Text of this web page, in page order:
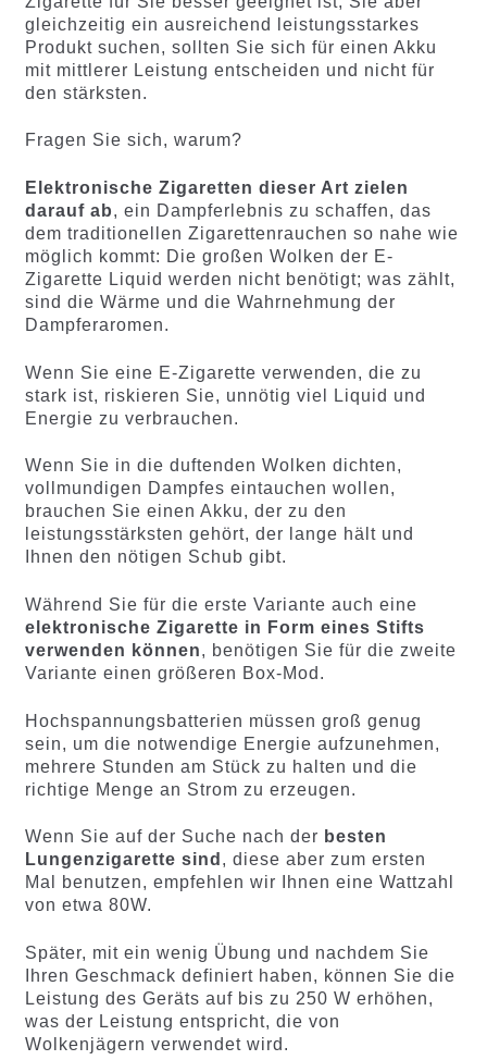
gleichzeitig ein ausreichend leistungsstarkes
Produkt suchen, sollten Sie sich für einen Akku
mit mittlerer Leistung entscheiden und nicht für
den stärksten.
Fragen Sie sich, warum?
Elektronische Zigaretten dieser Art zielen
darauf ab, ein Dampferlebnis zu schaffen, das
dem traditionellen Zigarettenrauchen so nahe wie
möglich kommt: Die großen Wolken der E-
Zigarette Liquid werden nicht benötigt; was zählt,
sind die Wärme und die Wahrnehmung der
Dampferaromen.
Wenn Sie eine E-Zigarette verwenden, die zu
stark ist, riskieren Sie, unnötig viel Liquid und
Energie zu verbrauchen.
Wenn Sie in die duftenden Wolken dichten,
vollmundigen Dampfes eintauchen wollen,
brauchen Sie einen Akku, der zu den
leistungsstärksten gehört, der lange hält und
Ihnen den nötigen Schub gibt.
Während Sie für die erste Variante auch eine
elektronische Zigarette in Form eines Stifts
verwenden können, benötigen Sie für die zweite
Variante einen größeren Box-Mod.
Hochspannungsbatterien müssen groß genug
sein, um die notwendige Energie aufzunehmen,
mehrere Stunden am Stück zu halten und die
richtige Menge an Strom zu erzeugen.
Wenn Sie auf der Suche nach der besten
Lungenzigarette sind , diese aber zum ersten
Mal benutzen, empfehlen wir Ihnen eine Wattzahl
von etwa 80W.
Später, mit ein wenig Übung und nachdem Sie
Ihren Geschmack definiert haben, können Sie die
Leistung des Geräts auf bis zu 250 W erhöhen,
was der Leistung entspricht, die von
Wolkenjägern verwendet wird.